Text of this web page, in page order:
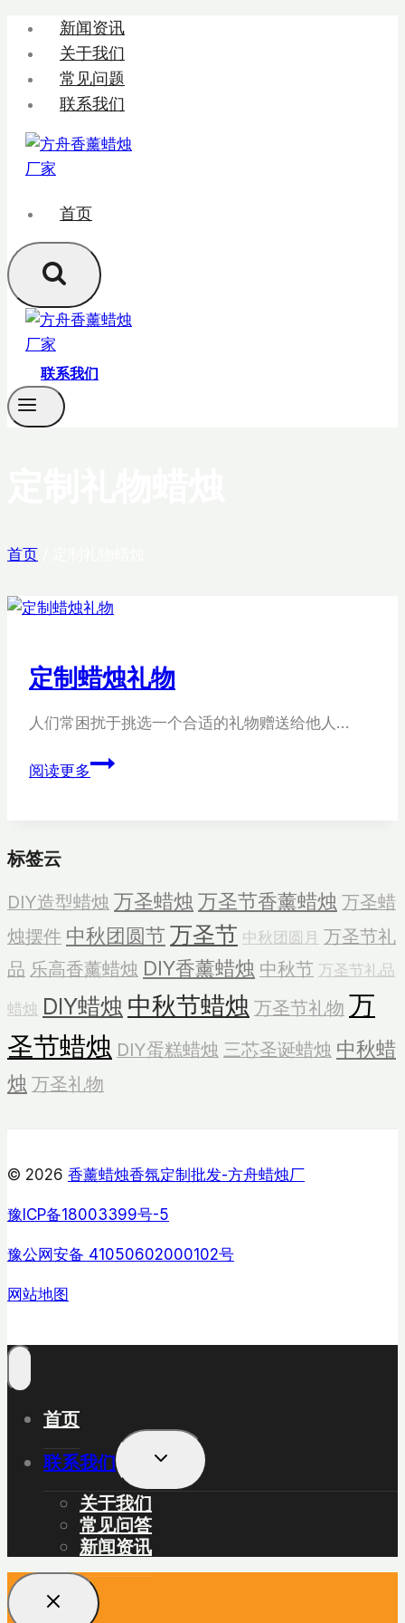
新闻资讯
关于我们
常见问题
联系我们
首页
联系我们
首页
定制蜡烛礼物
人们常困扰于挑选一个合适的礼物赠送给他人…
阅读更多定
标签云
DIY造型蜡烛 万圣蜡烛 万圣节香薰蜡烛 万圣蜡
烛摆件 中秋团圆节 万圣节 中秋团圆月 万圣节礼
品 乐高香薰蜡烛 DIY香薰蜡烛 中秋节 万圣节礼品
蜡烛 DIY蜡烛 中秋节蜡烛 万圣节礼物 万
圣节蜡烛 DIY蛋糕蜡烛 三芯圣诞蜡烛 中秋蜡
烛 万圣礼物
© 2026 香薰蜡烛香氛定制批发-方舟蜡烛厂
豫ICP备18003399号-5
豫公网安备 41050602000102号
网站地图
首页
联系我们
展
子
菜
单
关于我们
常见问答
新闻资讯